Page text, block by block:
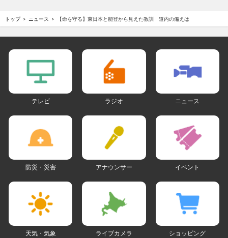
トップ ニュース 【命を守る】東日本と能登から見えた教訓 道内の備えは
テレビ ラジオ ニュース
防災・災害 アナウンサー イベント
天気・気象 ライブカメラ ショッピング